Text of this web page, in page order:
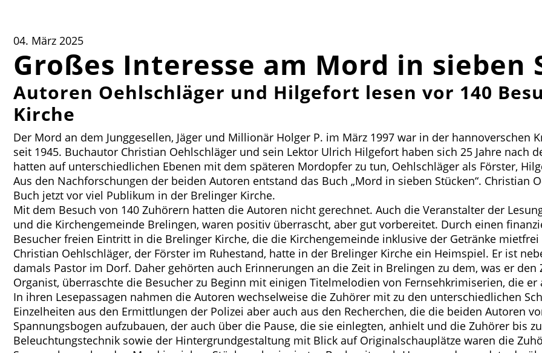
04. März 2025
Großes Interesse am Mord in sieben
Autoren Oehlschläger und Hilgefort lesen vor 140
Kirche
Der Mord an dem Junggesellen, Jäger und Millionär Holger P. im März 1997 war in der hannoverschen
seit 1945. Buchautor Christian Oehlschläger und sein Lektor Ulrich Hilgefort haben sich 25 Jahre nach
hatten auf unterschiedlichen Ebenen mit dem späteren Mordopfer zu tun, Oehlschläger als Förster,
Aus den Nachforschungen der beiden Autoren entstand das Buch „Mord in sieben Stücken“. Christian
Buch jetzt vor viel Publikum in der Brelinger Kirche.
Mit dem Besuch von 140 Zuhörern hatten die Autoren nicht gerechnet. Auch die Veranstalter der
und die Kirchengemeinde Brelingen, waren positiv überrascht, aber gut vorbereitet. Durch einen
Besucher freien Eintritt in die Brelinger Kirche, die die Kirchengemeinde inklusive der Getränke
Christian Oehlschläger, der Förster im Ruhestand, hatte in der Brelinger Kirche ein Heimspiel. Er ist
damals Pastor im Dorf. Daher gehörten auch Erinnerungen an die Zeit in Brelingen zu dem, was er
Organist, überraschte die Besucher zu Beginn mit einigen Titelmelodien von Fernsehkrimiserien, die
In ihren Lesepassagen nahmen die Autoren wechselweise die Zuhörer mit zu den unterschiedlichen
Einzelheiten aus den Ermittlungen der Polizei aber auch aus den Recherchen, die die beiden Autoren
Spannungsbogen aufzubauen, der auch über die Pause, die sie einlegten, anhielt und die Zuhörer bis
Beleuchtungstechnik sowie der Hintergrundgestaltung mit Blick auf Originalschauplätze waren die